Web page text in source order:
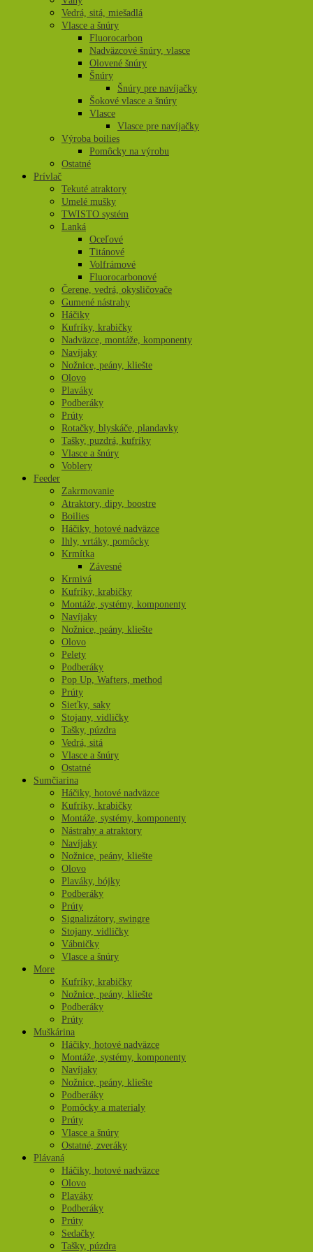
Vedrá, sitá, miešadlá
Vlasce a šnúry
Fluorocarbon
Nadväzcové šnúry, vlasce
Olovené šnúry
Šnúry
Šnúry pre navíjačky
Šokové vlasce a šnúry
Vlasce
Vlasce pre navíjačky
Výroba boilies
Pomôcky na výrobu
Ostatné
Prívlač
Tekuté atraktory
Umelé mušky
TWISTO systém
Lanká
Oceľové
Titánové
Volfrámové
Fluorocarbonové
Čerene, vedrá, okysličovače
Gumené nástrahy
Háčiky
Kufríky, krabičky
Nadväzce, montáže, komponenty
Navíjaky
Nožnice, peány, kliešte
Olovo
Plaváky
Podberáky
Prúty
Rotačky, blyskáče, plandavky
Tašky, puzdrá, kufríky
Vlasce a šnúry
Voblery
Feeder
Zakrmovanie
Atraktory, dipy, boostre
Boilies
Háčiky, hotové nadväzce
Ihly, vrtáky, pomôcky
Krmítka
Závesné
Krmivá
Kufríky, krabičky
Montáže, systémy, komponenty
Navíjaky
Nožnice, peány, kliešte
Olovo
Pelety
Podberáky
Pop Up, Wafters, method
Prúty
Sieťky, saky
Stojany, vidličky
Tašky, púzdra
Vedrá, sitá
Vlasce a šnúry
Ostatné
Sumčiarina
Háčiky, hotové nadväzce
Kufríky, krabičky
Montáže, systémy, komponenty
Nástrahy a atraktory
Navíjaky
Nožnice, peány, kliešte
Olovo
Plaváky, bójky
Podberáky
Prúty
Signalizátory, swingre
Stojany, vidličky
Vábničky
Vlasce a šnúry
More
Kufríky, krabičky
Nožnice, peány, kliešte
Podberáky
Prúty
Muškárina
Háčiky, hotové nadväzce
Montáže, systémy, komponenty
Navíjaky
Nožnice, peány, kliešte
Podberáky
Pomôcky a materialy
Prúty
Vlasce a šnúry
Ostatné, zveráky
Plávaná
Háčiky, hotové nadväzce
Olovo
Plaváky
Podberáky
Prúty
Sedačky
Tašky, púzdra